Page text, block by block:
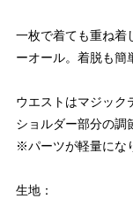
一枚で着ても重ね着
ーオール。着脱も簡
ウエストはマジック
ショルダー部分の調
※パーツが軽量にな
生地：